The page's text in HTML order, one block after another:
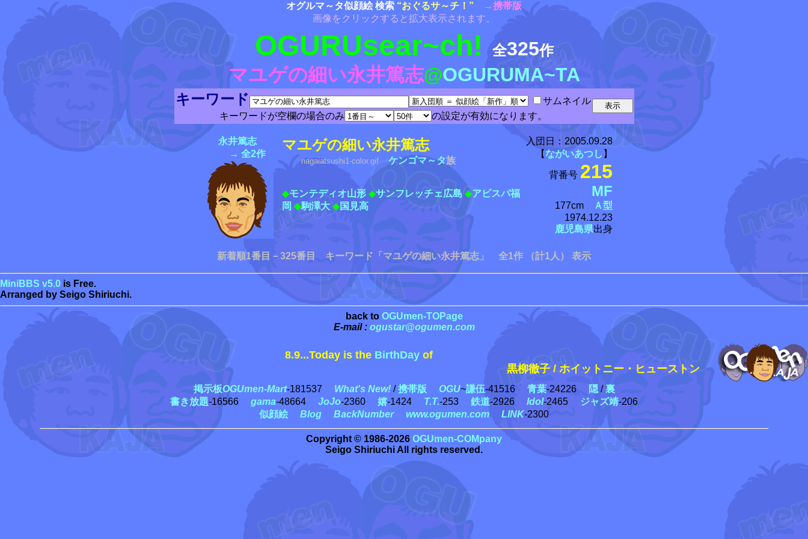
オグルマ～タ似顔絵 検索 “おぐるサ～チ！”
→携帯版
画像をクリックすると拡大表示されます。
OGURUsear~ch! 全325作
マユゲの細い永井篤志@OGURUMA~TA
キーワード
サムネイル
キーワードが空欄の場合のみ
の設定が有効になります。
永井篤志
→ 全2作
マユゲの細い永井篤志
nagaiatsushi1-color.gif ケンゴマ～タ族
◆モンテディオ山形 ◆サンフレッチェ広島 ◆アビスパ福
岡 ◆駒澤大 ◆国見高
入団日： 2005.09.28
【ながいあつし 】
背番号 215
MF
177cm
Ａ型
1974.12.23
鹿児島県出身
新着順1番目－325番目 キーワード「マユゲの細い永井篤志」 全1作 （計1人） 表示
MiniBBS v5.0 is Free.
Arranged by Seigo Shiriuchi.
back to OGUmen-TOPage
E-mail : ogustar@ogumen.com
8.9...Today is the BirthDay of
黒柳徹子 /ホイットニー・ヒューストン
掲示板OGUmen-Mart-181537 What's New!/携帯版 OGU~謙伍-41516 青葉-24226 隠/裏
書き放題-16566 gama-48664 JoJo-2360 嬉-1424 T.T.-253 鉄道-2926 Idol-2465 ジャズ靖-206
似顔絵
Blog BackNumber www.ogumen.com LINK-2300
Copyright © 1986-2026 OGUmen-COMpany
Seigo Shiriuchi All rights reserved.